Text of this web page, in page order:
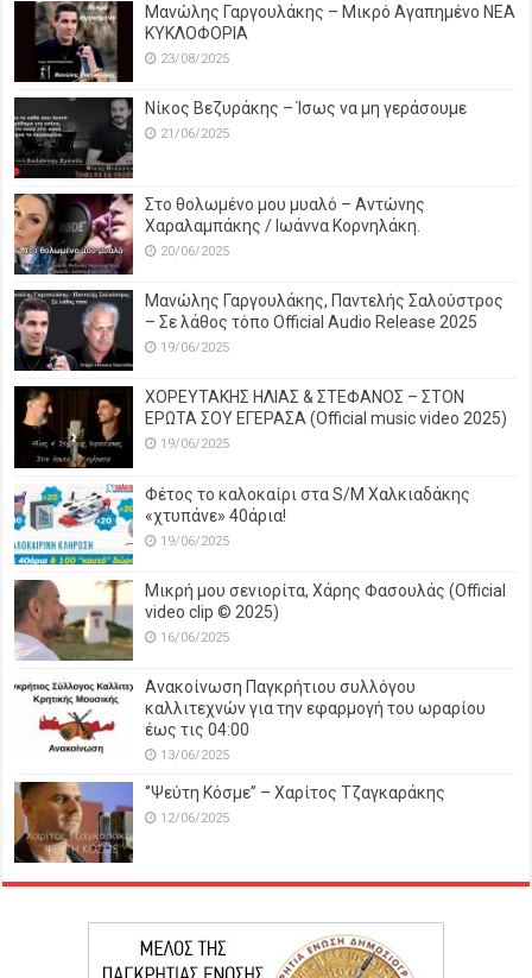
Μανώλης Γαργουλάκης – Μικρό Αγαπημένο NEΑ
ΚΥΚΛΟΦΟΡΙΑ
23/08/2025
Νίκος Βεζυράκης – Ίσως να μη γεράσουμε
21/06/2025
Στο θολωμένο μου μυαλό – Αντώνης
Χαραλαμπάκης / Ιωάννα Κορνηλάκη.
20/06/2025
Μανώλης Γαργουλάκης, Παντελής Σαλούστρος
– Σε λάθος τόπο Official Audio Release 2025
19/06/2025
ΧΟΡΕΥΤΑΚΗΣ ΗΛΙΑΣ & ΣΤΕΦΑΝΟΣ – ΣΤΟΝ
ΕΡΩΤΑ ΣΟΥ ΕΓΕΡΑΣΑ (Official music video 2025)
19/06/2025
Φέτος το καλοκαίρι στα S/M Χαλκιαδάκης
«χτυπάνε» 40άρια!
19/06/2025
Μικρή μου σενιορίτα, Χάρης Φασουλάς (Official
video clip © 2025)
16/06/2025
Ανακοίνωση Παγκρήτιου συλλόγου
καλλιτεχνών για την εφαρμογή του ωραρίου
έως τις 04:00
13/06/2025
‘’Ψεύτη Κόσμε’’ – Χαρίτος Τζαγκαράκης
12/06/2025